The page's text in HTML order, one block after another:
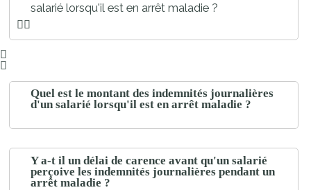
salarié lorsqu'il est en arrêt maladie ?
Quel est le montant des indemnités journalières
d'un salarié lorsqu'il est en arrêt maladie ?
Y a-t il un délai de carence avant qu'un salarié
perçoive les indemnités journalières pendant un
arrêt maladie ?